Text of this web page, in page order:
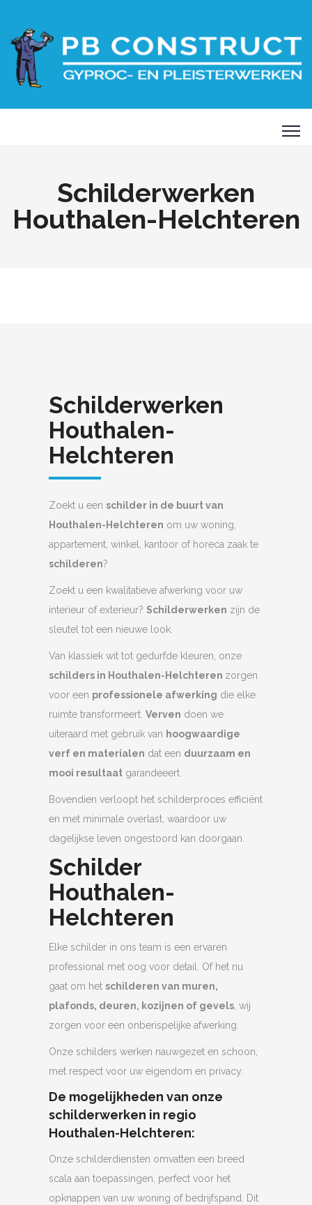
Schilderwerken
Houthalen-Helchteren
Schilderwerken
Houthalen-
Helchteren
Zoekt u een schilder in de buurt van
Houthalen-Helchteren om uw woning,
appartement, winkel, kantoor of horeca zaak te
schilderen?
Zoekt u een kwalitatieve afwerking voor uw
interieur of exterieur? Schilderwerken zijn de
sleutel tot een nieuwe look.
Van klassiek wit tot gedurfde kleuren, onze
schilders in Houthalen-Helchteren zorgen
voor een professionele afwerking die elke
ruimte transformeert. Verven doen we
uiteraard met gebruik van hoogwaardige
verf en materialen dat een duurzaam en
mooi resultaat garandeeert.
Bovendien verloopt het schilderproces efficiënt
en met minimale overlast, waardoor uw
dagelijkse leven ongestoord kan doorgaan.
Schilder
Houthalen-
Helchteren
Elke schilder in ons team is een ervaren
professional met oog voor detail. Of het nu
gaat om het schilderen van muren,
plafonds, deuren, kozijnen of gevels, wij
zorgen voor een onberispelijke afwerking.
Onze schilders werken nauwgezet en schoon,
met respect voor uw eigendom en privacy.
De mogelijkheden van onze
schilderwerken in regio
Houthalen-Helchteren:
Onze schilderdiensten omvatten een breed
scala aan toepassingen, perfect voor het
opknappen van uw woning of bedrijfspand. Dit